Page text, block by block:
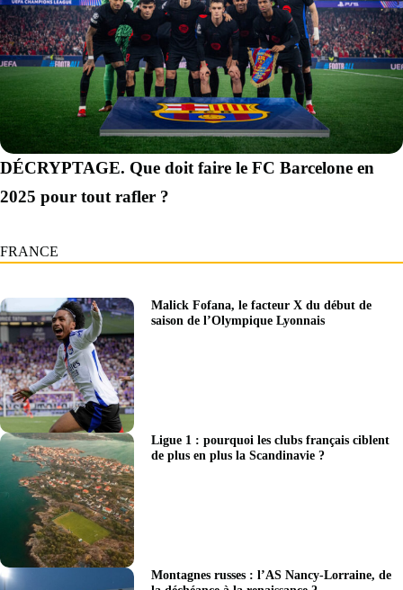
DÉCRYPTAGE. Que doit faire le FC Barcelone en
2025 pour tout rafler ?
FRANCE
Malick Fofana, le facteur X du début de
saison de l’Olympique Lyonnais
Ligue 1 : pourquoi les clubs français ciblent
de plus en plus la Scandinavie ?
Montagnes russes : l’AS Nancy-Lorraine, de